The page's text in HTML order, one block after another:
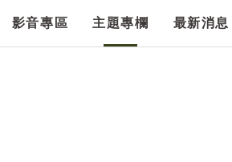
影音專區 主題專欄 最新消息